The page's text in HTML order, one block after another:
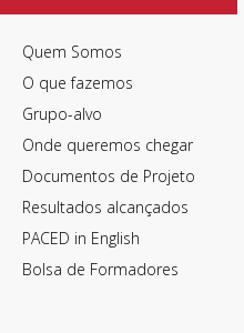
Quem Somos
O que fazemos
Grupo-alvo
Onde queremos chegar
Documentos de Projeto
Resultados alcançados
PACED in English
Bolsa de Formadores